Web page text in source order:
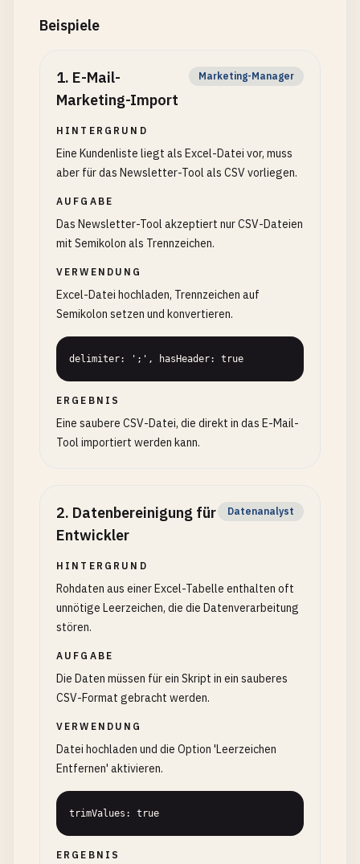
Beispiele
1. E-Mail-
Marketing-Import
Marketing-Manager
HINTERGRUND
Eine Kundenliste liegt als Excel-Datei vor, muss
aber für das Newsletter-Tool als CSV vorliegen.
AUFGABE
Das Newsletter-Tool akzeptiert nur CSV-Dateien
mit Semikolon als Trennzeichen.
VERWENDUNG
Excel-Datei hochladen, Trennzeichen auf
Semikolon setzen und konvertieren.
delimiter: ';', hasHeader: true
ERGEBNIS
Eine saubere CSV-Datei, die direkt in das E-Mail-
Tool importiert werden kann.
2. Datenbereinigung für
Entwickler
Datenanalyst
HINTERGRUND
Rohdaten aus einer Excel-Tabelle enthalten oft
unnötige Leerzeichen, die die Datenverarbeitung
stören.
AUFGABE
Die Daten müssen für ein Skript in ein sauberes
CSV-Format gebracht werden.
VERWENDUNG
Datei hochladen und die Option 'Leerzeichen
Entfernen' aktivieren.
trimValues: true
ERGEBNIS